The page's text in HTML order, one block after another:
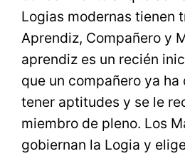
Logias modernas tienen
Aprendiz, Compañero y
aprendiz es un recién
que un compañero ya
tener aptitudes y se le
miembro de pleno. Los
gobiernan la Logia y